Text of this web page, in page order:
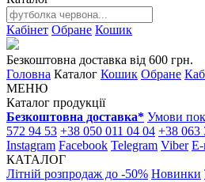
Кабінет Обране Кошик
Безкоштовна доставка від 600 грн.
Головна Каталог Кошик Обране
МЕНЮ
Каталог продукції
Безкоштовна доставка* Умови
572 94 53 +38 050 011 04 04 +38 063
Instagram Facebook Telegram Viber
КАТАЛОГ
Літній розпродаж до -50% Новинки